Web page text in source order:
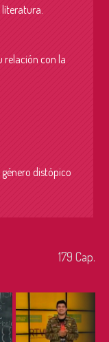
literatura.
relación con la
distópico
179 Cap.